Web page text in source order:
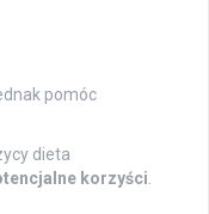
pomóc
dieta
korzyści.